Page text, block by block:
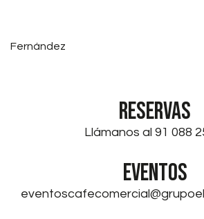
Fernández
RESERVAS
Llámanos al 91 088
EVENTOS